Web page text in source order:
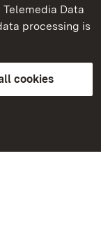
Data
processing is
cookies